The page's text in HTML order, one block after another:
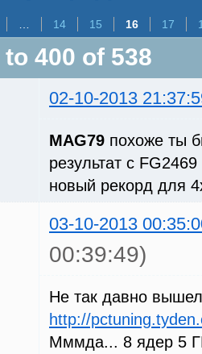
14 15 16 17
400 of 538
02-10-2013
MAG79 похоже ты
результат с
новый рекорд для
03-10-2013
00:39:49)
Не так давно
http://
Мммда... 8 ядер 5